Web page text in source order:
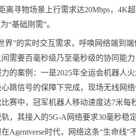
离寻物场景上行需求达20Mbps，4K
“基础刚需”。
界”的实时交互需求，呼唤网络端到
需要百毫秒级乃至毫秒级的协同能
的案例：一是2025年全运会机器人
跳信号的保障下完成，现场无线网
赛中，冠军机器人移动速度达7米
，其接入的5G-A网络要求30毫秒稳
Agentverse时代，网络这条“生命线”